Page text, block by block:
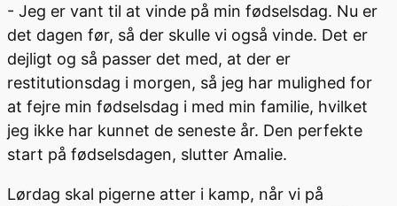
- Jeg er vant til at vinde på min fødselsdag. Nu er
det dagen før, så der skulle vi også vinde. Det er
dejligt og så passer det med, at der er
restitutionsdag i morgen, så jeg har mulighed for
at fejre min fødselsdag i med min familie, hvilket
jeg ikke har kunnet de seneste år. Den perfekte
start på fødselsdagen, slutter Amalie.
Lørdag skal pigerne atter i kamp, når vi på